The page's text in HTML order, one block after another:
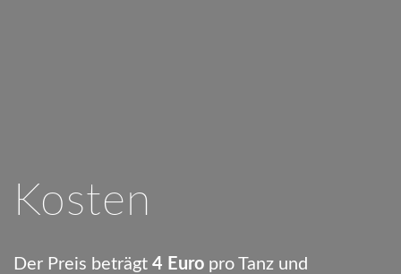
Kosten
Der Preis beträgt 4 Euro pro Tanz und